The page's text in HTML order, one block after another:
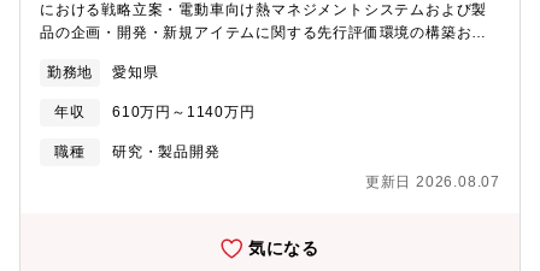
における戦略立案・電動車向け熱マネジメントシステムおよび製
品の企画・開発・新規アイテムに関する先行評価環境の構築およ
ず、カーメーカーはもちろん、異業種との交流を通じて将来動向
を捉え、熱マネジメントの中長期戦略や開発テーマの検討・立案
を行う・自らコンセプトを立案し、車両価値につながる機能やシ
ステムを構想。価値実現に必要な要素技術について、試作・実証
対しても、社外メーカーやパートナーと連携しながら評価環境を
ョン】カーボンニュートラルの実現に向け、世界的に自動車の電
動化が進む中、アイシンでは中核事業である駆動領域においても
勤務地 愛知県
年収 610万円～1140万円
職種
研究・製品開発
更新日 2026.08.07
気になる